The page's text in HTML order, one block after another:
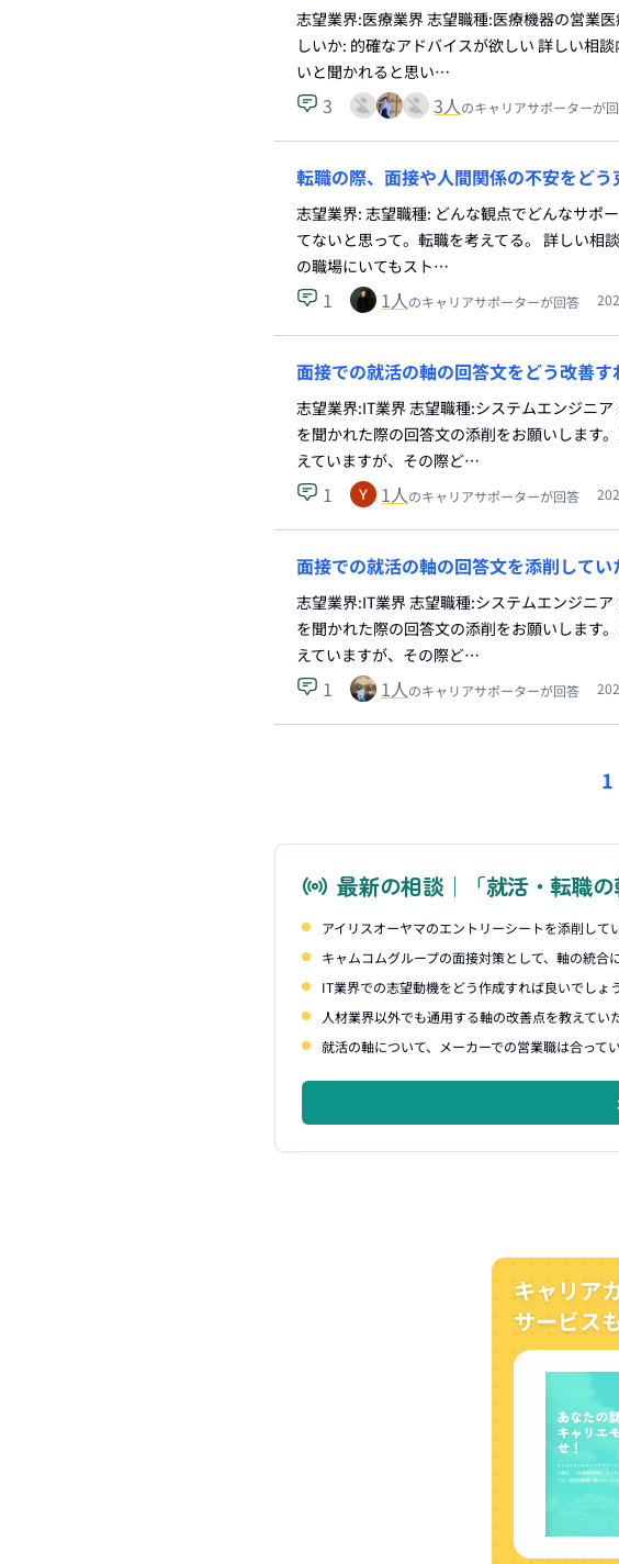
志望業界:医療業界 志望職種:医療機器の営業
しいか: 的確なアドバイスが欲しい 詳しい相
いと聞かれると思い…
3 3人のキャリアサポーターが
転職の際、面接や人間関係の不安をど
志望業界: 志望職種: どんな観点でどんなサポ
てないと思って。転職を考えてる。 詳しい相
の職場にいてもスト…
1 1人のキャリアサポーターが回答
面接での就活の軸の回答文をどう改善す
志望業界:IT業界 志望職種:システムエンジニ
を聞かれた際の回答文の添削をお願いします
えていますが、その際ど…
1 1人のキャリアサポーターが回答
面接での就活の軸の回答文を添削してい
志望業界:IT業界 志望職種:システムエンジニ
を聞かれた際の回答文の添削をお願いします
えていますが、その際ど…
1 1人のキャリアサポーターが回答
1
最新の相談｜「就活・転職
アイリスオーヤマのエントリーシートを添削して
キャムコムグループの面接対策として、軸の統合
IT業界での志望動機をどう作成すれば良いでしょ
人材業界以外でも通用する軸の改善点を教えてい
就活の軸について、メーカーでの営業職は合って
キャリア
サービス